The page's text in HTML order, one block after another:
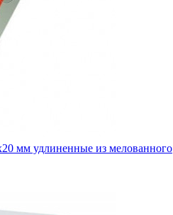
мм удлиненные из мелованного